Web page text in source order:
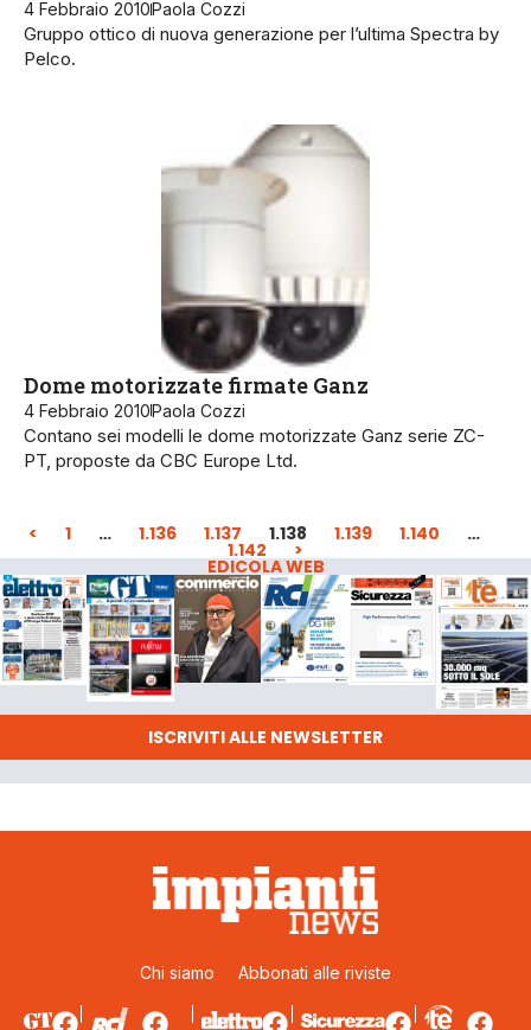
4 Febbraio 2010Paola Cozzi
Gruppo ottico di nuova generazione per l’ultima Spectra by
Pelco.
Dome motorizzate firmate Ganz
4 Febbraio 2010Paola Cozzi
Contano sei modelli le dome motorizzate Ganz serie ZC-
PT, proposte da CBC Europe Ltd.
< 1 … 1.136 1.137 1.138 1.139 1.140 …
1.142 >
EDICOLA WEB
ISCRIVITI ALLE NEWSLETTER
Chi siamo Abbonati alle riviste